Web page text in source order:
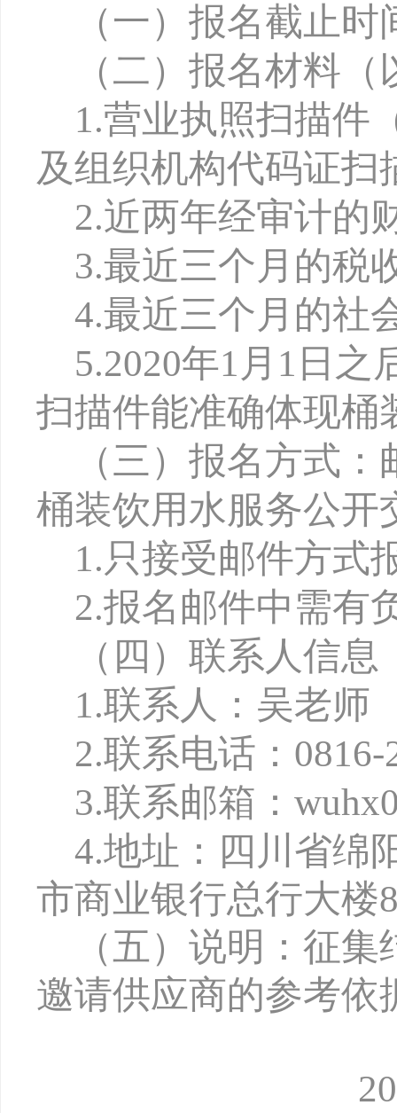
（一）报名截止时
（二）报名材料
1.营业执照扫描件
及组织机构代码证扫
2.近两年经审计的
3.最近三个月的税
4.最近三个月的社
5.2020年1月1日之
扫描件能准确体现桶
（三）报名方式
桶装饮用水服务公开
1.只接受邮件方式
2.报名邮件中需有
（四）联系人信息
1.联系人：吴老师
2.联系电话：0816-
3.联系邮箱：
4.地址：四川省绵
市商业银行总行大楼
（五）说明： 征集
邀请供应商的参考依